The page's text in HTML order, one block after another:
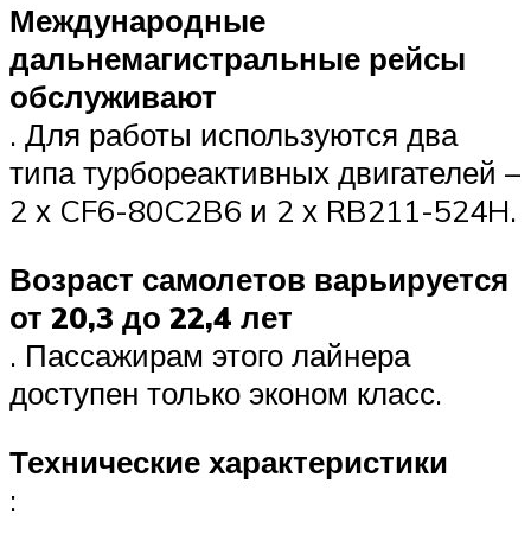
Международные
дальнемагистральные рейсы
обслуживают
. Для работы используются два
типа турбореактивных двигателей –
2 х CF6-80C2B6 и 2 х RB211-524H.
Возраст самолетов варьируется
от 20,3 до 22,4 лет
. Пассажирам этого лайнера
доступен только эконом класс.
Технические характеристики
: